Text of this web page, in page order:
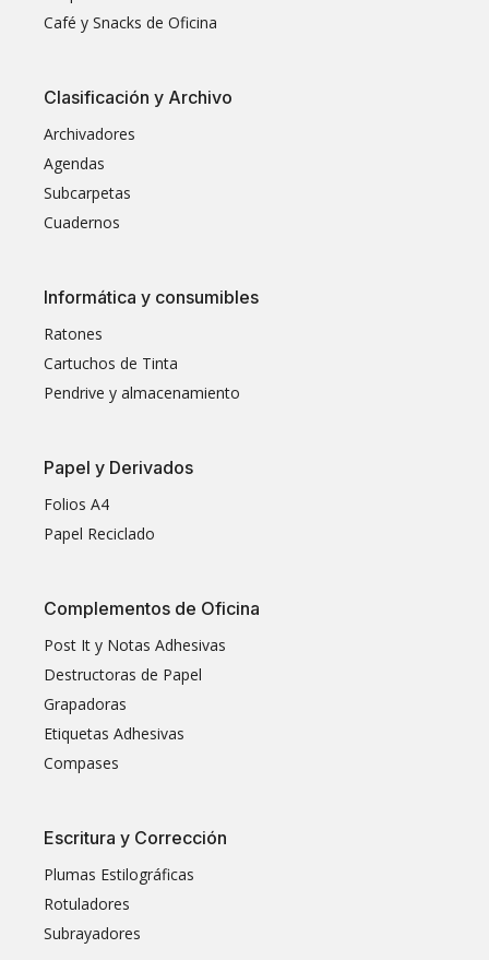
Café y Snacks de Oficina
Clasificación y Archivo
Archivadores
Agendas
Subcarpetas
Cuadernos
Informática y consumibles
Ratones
Cartuchos de Tinta
Pendrive y almacenamiento
Papel y Derivados
Folios A4
Papel Reciclado
Complementos de Oficina
Post It y Notas Adhesivas
Destructoras de Papel
Grapadoras
Etiquetas Adhesivas
Compases
Escritura y Corrección
Plumas Estilográficas
Rotuladores
Subrayadores